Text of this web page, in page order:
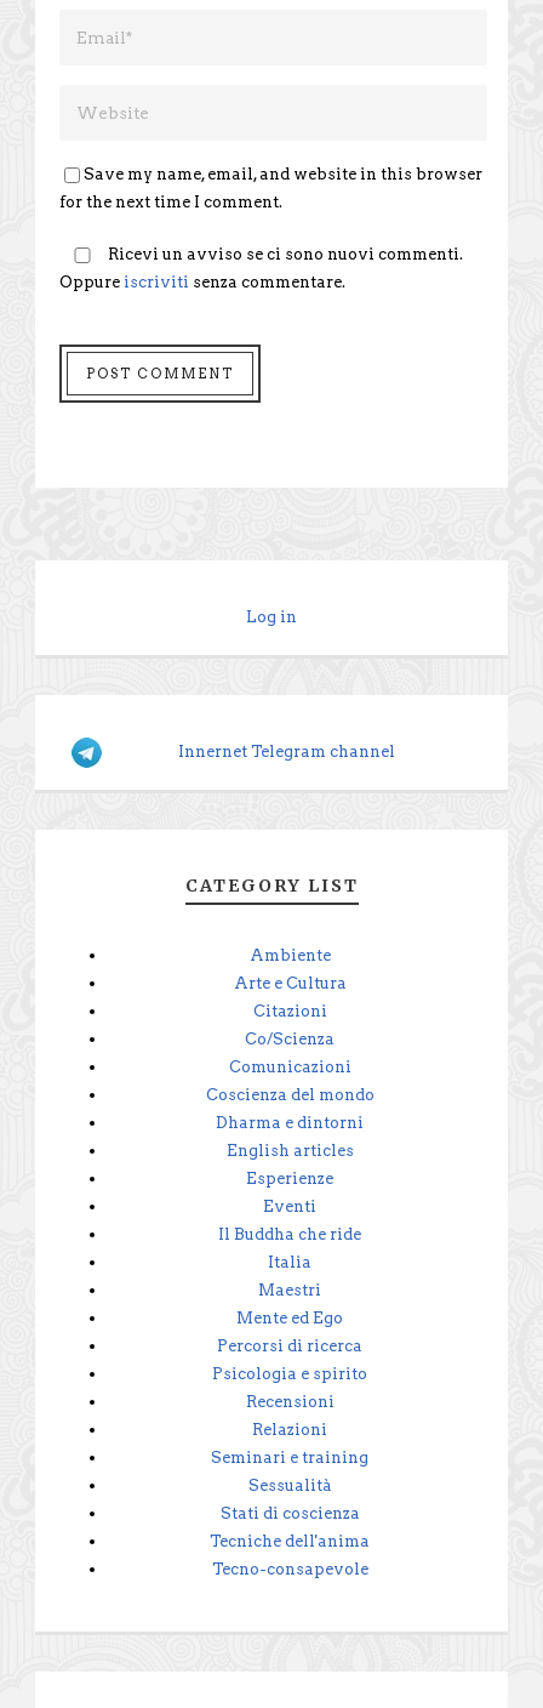
Save my name, email, and website in this browser
for the next time I comment.
Ricevi un avviso se ci sono nuovi commenti.
Oppure iscriviti senza commentare.
Log in
Innernet Telegram channel
CATEGORY LIST
Ambiente
Arte e Cultura
Citazioni
Co/Scienza
Comunicazioni
Coscienza del mondo
Dharma e dintorni
English articles
Esperienze
Eventi
Il Buddha che ride
Italia
Maestri
Mente ed Ego
Percorsi di ricerca
Psicologia e spirito
Recensioni
Relazioni
Seminari e training
Sessualità
Stati di coscienza
Tecniche dell'anima
Tecno-consapevole